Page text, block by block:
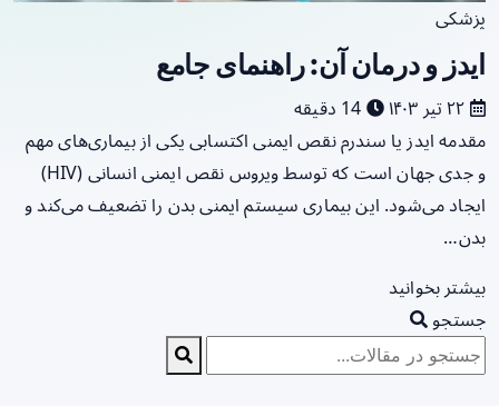
پزشکی
ایدز و درمان آن: راهنمای جامع
مقدمه ایدز یا سندرم نقص ایمنی اکتسابی یکی از بیماری‌های مهم
و جدی جهان است که توسط ویروس نقص ایمنی انسانی (HIV)
ایجاد می‌شود. این بیماری سیستم ایمنی بدن را تضعیف می‌کند و
بدن…
بیشتر بخوانید
جستجو